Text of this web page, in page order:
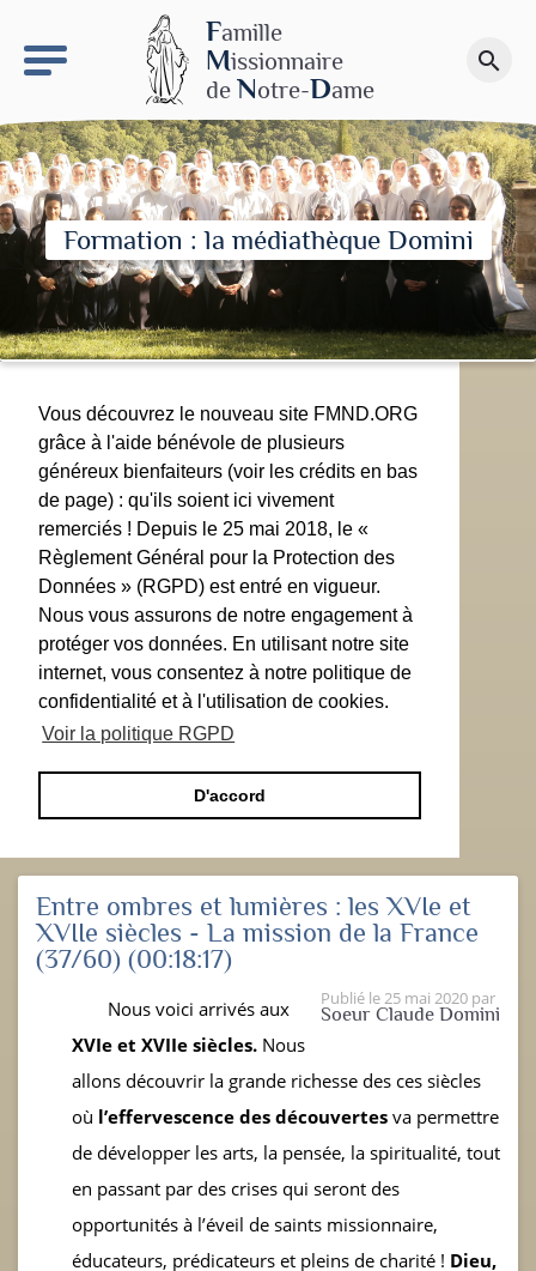
Famille
Missionnaire
de Notre-Dame
search
Faire un don
Formation : la médiathèque Domini
Vous découvrez le nouveau site FMND.ORG
grâce à l'aide bénévole de plusieurs
généreux bienfaiteurs (voir les crédits en bas
de page) : qu'ils soient ici vivement
remerciés ! Depuis le 25 mai 2018, le «
Règlement Général pour la Protection des
Données » (RGPD) est entré en vigueur.
Nous vous assurons de notre engagement à
protéger vos données. En utilisant notre site
internet, vous consentez à notre politique de
confidentialité et à l'utilisation de cookies.
Voir la politique RGPD
D'accord
Entre ombres et lumières : les XVIe et
XVIIe siècles - La mission de la France
(37/60) (00:18:17)
Publié le25 mai 2020 par
Soeur Claude Domini
Nous voici arrivés aux
XVIe et XVIIe siècles. Nous
allons découvrir la grande richesse des ces siècles
où l’effervescence des découvertes va permettre
de développer les arts, la pensée, la spiritualité, tout
en passant par des crises qui seront des
opportunités à l’éveil de saints missionnaire,
éducateurs, prédicateurs et pleins de charité ! Dieu,